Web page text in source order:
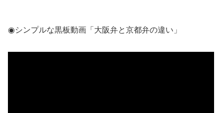
◉シンプルな黒板動画「大阪弁と京都弁の違い」